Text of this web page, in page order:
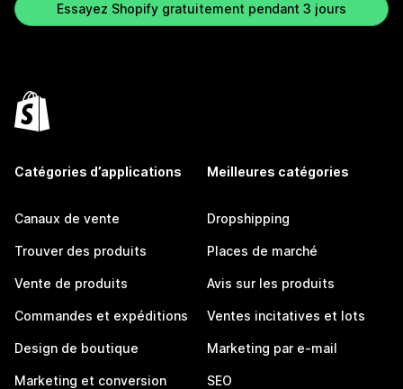
Essayez Shopify gratuitement pendant 3 jours
Catégories d’applications
Canaux de vente
Trouver des produits
Vente de produits
Commandes et expéditions
Design de boutique
Marketing et conversion
Meilleures catégories
Dropshipping
Places de marché
Avis sur les produits
Ventes incitatives et lots
Marketing par e-mail
SEO